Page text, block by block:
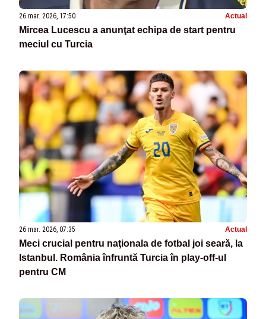
26 mar. 2026, 17:50 Actual
Mircea Lucescu a anunţat echipa de start pentru
meciul cu Turcia
26 mar. 2026, 07:35 Actual
Meci crucial pentru naţionala de fotbal joi seară, la
Istanbul. România înfruntă Turcia în play-off-ul
pentru CM